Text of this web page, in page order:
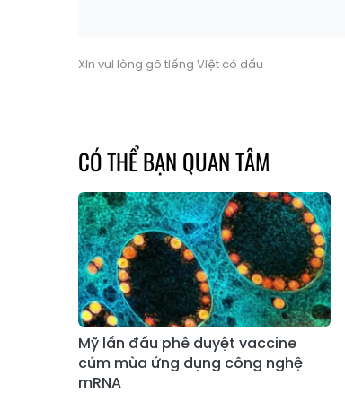
Xin vui lòng gõ tiếng Việt có dấu
CÓ THỂ BẠN QUAN TÂM
Mỹ lần đầu phê duyệt vaccine
cúm mùa ứng dụng công nghệ
mRNA